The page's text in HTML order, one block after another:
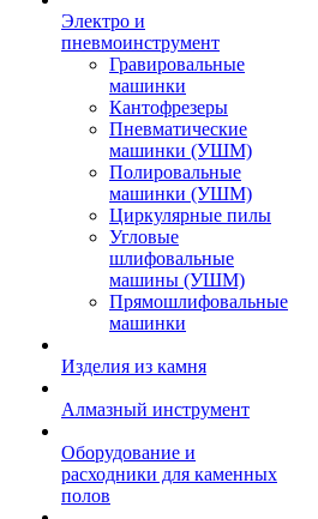
Электро и
пневмоинструмент
Гравировальные
машинки
Кантофрезеры
Пневматические
машинки (УШМ)
Полировальные
машинки (УШМ)
Циркулярные пилы
Угловые
шлифовальные
машины (УШМ)
Прямошлифовальные
машинки
Изделия из камня
Алмазный инструмент
Оборудование и
расходники для каменных
полов